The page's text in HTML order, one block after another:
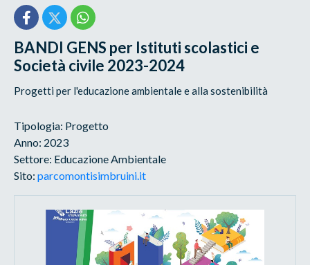
BANDI GENS per Istituti scolastici e
Società civile 2023-2024
Progetti per l'educazione ambientale e alla sostenibilità
Tipologia: Progetto
Anno: 2023
Settore: Educazione Ambientale
Sito:parcomontisimbruini.it